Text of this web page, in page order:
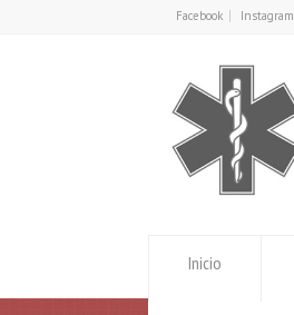
Facebook Instagram
Inicio